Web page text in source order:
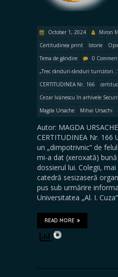
October 1, 2024 Miron
Certitudinea print
Istorie
Tema de gândire
0
„Trec rânduri-rânduri
CERTITUDINEA Nr. 166
Cezar Ivănescu în arhivele
Magda Ursache
Mihai Ursachi
Autor: MAGDA
CERTITUDINEA Nr. 166
un „dimpotrivnic” de
mi-a dat (xeroxată)
dossierul lui. Colegii,
catedră sesizaseră
pus sub urmărire
Universitatea „Al. I.
READ MORE